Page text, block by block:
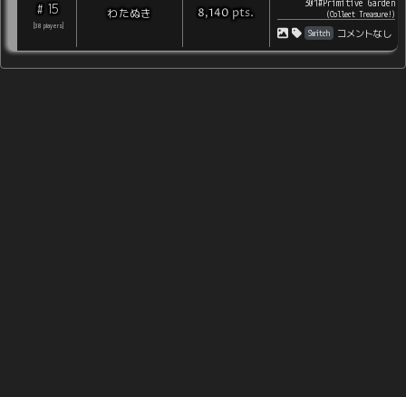
# 15
38 players
わたぬき 8,140 pts.
301#Primitive Garden
(Collect Treasure!)
Switch
コメントなし